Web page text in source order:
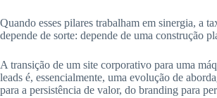
Quando esses pilares trabalham em sinergia, a
depende de sorte: depende de uma construção
A transição de um site corporativo para uma
leads é, essencialmente, uma evolução de
para a persistência de valor, do branding para